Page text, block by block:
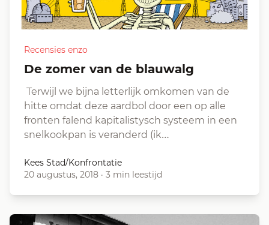
Recensies enzo
De zomer van de blauwalg
Terwijl we bijna letterlijk omkomen van de
hitte omdat deze aardbol door een op alle
fronten falend kapitalistysch systeem in een
snelkookpan is veranderd (ik…
Kees Stad/Konfrontatie
20 augustus, 2018 · 3 min leestijd